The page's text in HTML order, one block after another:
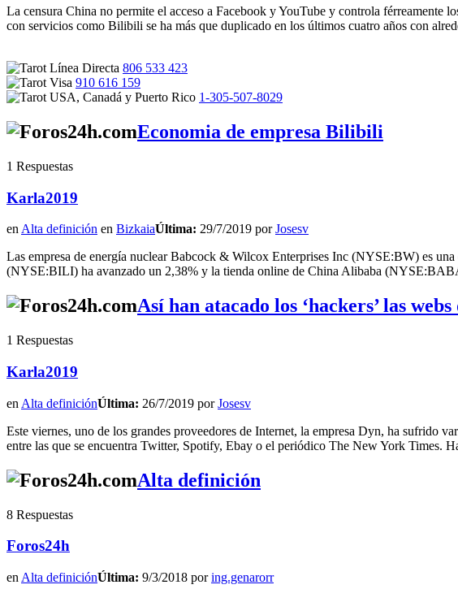
La censura China no permite el acceso a Facebook y YouTube y controla
con servicios como Bilibili se ha más que duplicado en los últimos cuatro años con
806 533 423
910 616 159
1-305-507-8029
Economia de empresa Bilibili
1 Respuestas
Karla2019
enAlta definición en BizkaiaÚltima: 29/7/2019 porJosesv
Las empresa de energía nuclear Babcock & Wilcox Enterprises Inc (NYSE:BW) es
(NYSE:BILI) ha avanzado un 2,38% y la tienda online de China Alibaba
Así han atacado los ‘hackers’ las
1 Respuestas
Karla2019
en Alta definiciónÚltima: 26/7/2019 porJosesv
Este viernes, uno de los grandes proveedores de Internet, la empresa Dyn, ha sufrido
entre las que se encuentra Twitter, Spotify, Ebay o el periódico The New York Times.
Alta definición
8 Respuestas
Foros24h
en Alta definiciónÚltima: 9/3/2018 poring.genarorr